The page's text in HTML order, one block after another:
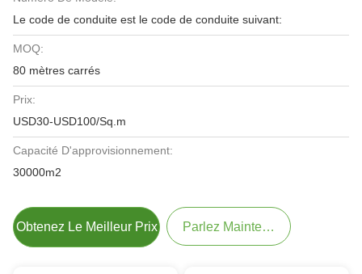
Le code de conduite est le code de conduite suivant:
MOQ:
80 mètres carrés
Prix:
USD30-USD100/Sq.m
Capacité D'approvisionnement:
30000m2
Obtenez Le Meilleur Prix Parlez Maintenant.